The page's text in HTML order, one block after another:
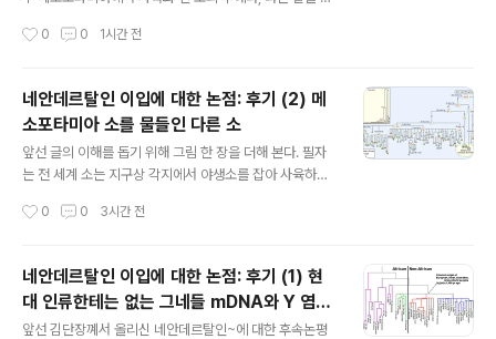
다. 우리 몸에 남아 있는 네안데르탈인의 흔적에서, 이렇게
냐하면, 다른 곳도 아닌 우리나라에서 키우는 한우 중에 메
한다. https://www.nature.com/articles/s41437-0
21-00428-7위 그림에서 보는 것처럼 소 미토콘드리아
P형은 딱 두 곳, 한국과 연변에서만 발견되었다. 그리고 이
런 유형의 미토콘드리아 dna는 기존의 다른 소 dna와는
가 아니라, 다른 지역 야생소가 별개의 경로를 거쳐 사육
0 0 1시간 전
네안데르탈인 이입에 대한 논점: 후기 (2) 메
소포타미아 소를 물들인 다른 소
앞선 글의 이해를 돕기 위해 그림 한 장을 더해 본다. 필자
는 전 세계 소는 지구상 각지에서 야생소를 잡아 사육하기
아에서, 혹이 있는 소는 인더스 강 유역에서 처음 포획되어
가지들이 바로 메소포타미아에서 처음 사육화 해서 전 세
계로 퍼져나간 소들이다. 여기에 우리나라 한우도 포함된
다. 전 세계의 혹없는 소들은 모두 이것이라 생각하면 된다.
0 0 3시간 전
네안데르탈인 이입에 대한 논점: 후기 (1) 현
대 인류한테는 없는 그네들 mDNA와 Y 염색
체
앞선 김단장꼐서 올리신 네안데르탈인~에 대한 후속논평